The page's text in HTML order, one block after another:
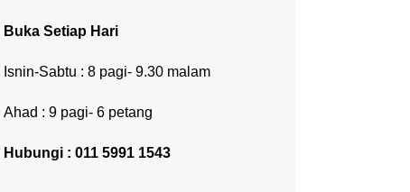
Buka Setiap Hari
Isnin-Sabtu : 8 pagi- 9.30 malam
Ahad : 9 pagi- 6 petang
Hubungi : 011 5991 1543